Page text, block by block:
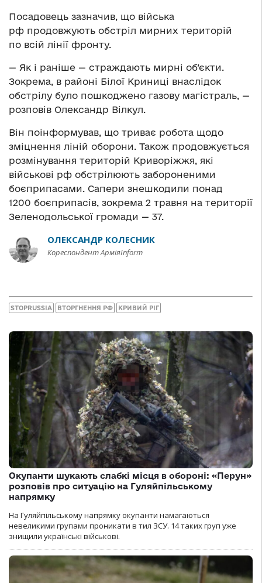
Посадовець зазначив, що війська
рф продовжують обстріл мирних територій
по всій лінії фронту.
— Як і раніше — страждають мирні об’єкти.
Зокрема, в районі Білої Криниці внаслідок
обстрілу було пошкоджено газову магістраль, —
розповів Олександр Вілкул.
Він поінформував, що триває робота щодо
зміцнення ліній оборони. Також продовжується
розмінування територій Криворіжжя, які
військові рф обстрілюють забороненими
боєприпасами. Сапери знешкодили понад
1200 боєприпасів, зокрема 2 травня на території
Зеленодольської громади — 37.
ОЛЕКСАНДР КОЛЕСНИК
Кореспондент АрміяInform
STOPRUSSIA ВТОРГНЕННЯ РФ КРИВИЙ РІГ
Окупанти шукають слабкі місця в обороні: «Перун»
розповів про ситуацію на Гуляйпільському
напрямку
На Гуляйпільському напрямку окупанти намагаються
невеликими групами проникати в тил ЗСУ. 14 таких груп уже
знищили українські військові.